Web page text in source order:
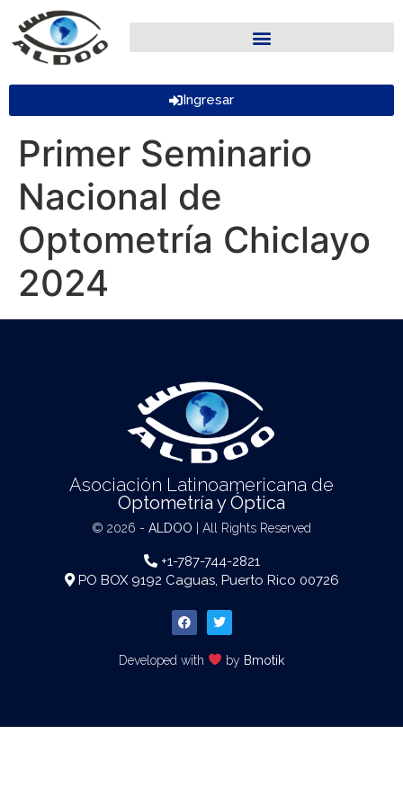
Ingresar
Primer Seminario
Nacional de
Optometría Chiclayo
2024
Asociación Latinoamericana de
Optometría y Óptica
© 2026 - ALDOO | All Rights Reserved
+1-787-744-2821
PO BOX 9192 Caguas, Puerto Rico 00726
Developed with by Bmotik